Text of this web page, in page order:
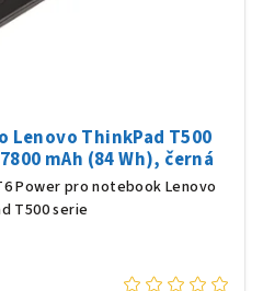
Lenovo ThinkPad T500
mAh (84 Wh), černá
Power pro notebook Lenovo
T500 serie